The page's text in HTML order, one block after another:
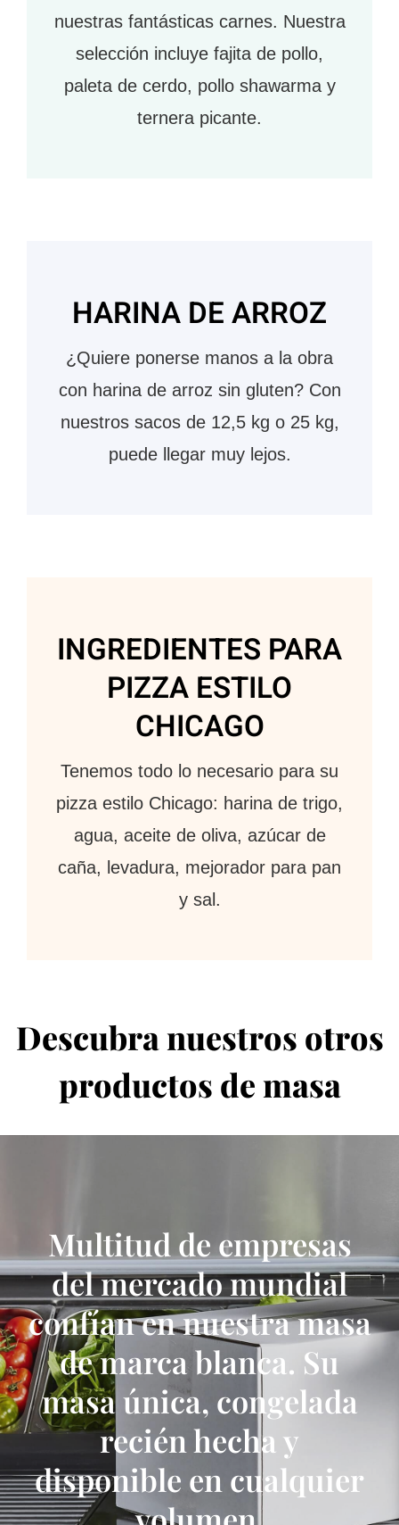
nuestras fantásticas carnes. Nuestra
selección incluye fajita de pollo,
paleta de cerdo, pollo shawarma y
ternera picante.
HARINA DE ARROZ
¿Quiere ponerse manos a la obra
con harina de arroz sin gluten? Con
nuestros sacos de 12,5 kg o 25 kg,
puede llegar muy lejos.
INGREDIENTES PARA
PIZZA ESTILO
CHICAGO
Tenemos todo lo necesario para su
pizza estilo Chicago: harina de trigo,
agua, aceite de oliva, azúcar de
caña, levadura, mejorador para pan
y sal.
Descubra nuestros otros
productos de masa
Multitud de empresas
del mercado mundial
confían en nuestra masa
de marca blanca. Su
masa única, congelada
recién hecha y
disponible en cualquier